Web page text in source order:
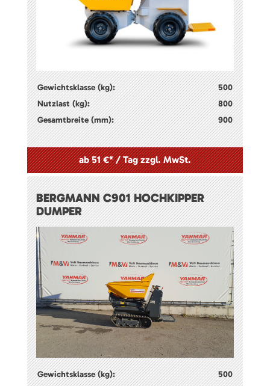
Gewichtsklasse (kg):
500
Nutzlast (kg):
800
Gesamtbreite (mm):
900
ab 51 €* / Tag zzgl. MwSt.
BERGMANN C901 HOCHKIPPER
DUMPER
Gewichtsklasse (kg):
500